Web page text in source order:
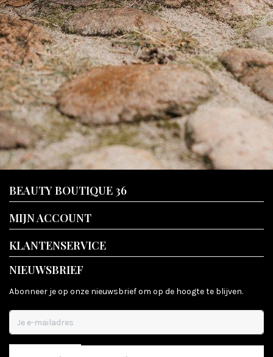
BEAUTY BOUTIQUE 36
MIJN ACCOUNT
KLANTENSERVICE
NIEUWSBRIEF
Abonneer je op onze nieuwsbrief om op de hoogte te blijven.